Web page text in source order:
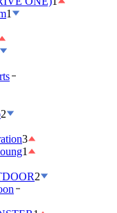
1
2
3
1
2